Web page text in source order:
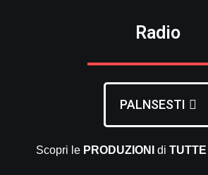
Radio
PALNSESTI
Scopri le PRODUZIONI di